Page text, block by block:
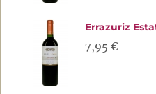
Errazuriz
7,95 €